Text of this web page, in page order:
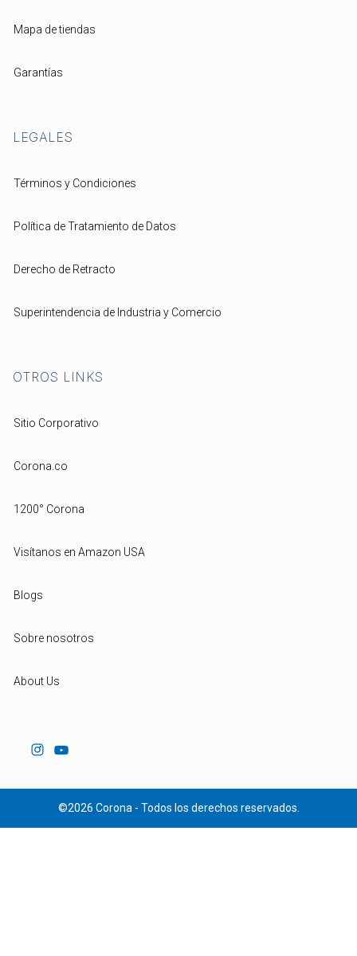
Mapa de tiendas
Garantías
LEGALES
Términos y Condiciones
Política de Tratamiento de Datos
Derecho de Retracto
Superintendencia de Industria y Comercio
OTROS LINKS
Sitio Corporativo
Corona.co
1200° Corona
Visítanos en Amazon USA
Blogs
Sobre nosotros
About Us
©2026 Corona - Todos los derechos reservados.